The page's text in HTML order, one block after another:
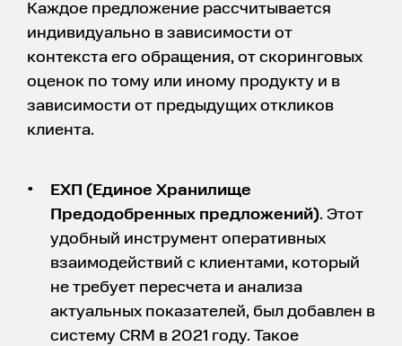
Каждое предложение рассчитывается
индивидуально в зависимости от
контекста его обращения, от скоринговых
оценок по тому или иному продукту и в
зависимости от предыдущих откликов
клиента.
ЕХП (Единое Хранилище
Предодобренных предложений). Этот
удобный инструмент оперативных
взаимодействий с клиентами, который
не требует пересчета и анализа
актуальных показателей, был добавлен в
систему CRM в 2021 году. Такое